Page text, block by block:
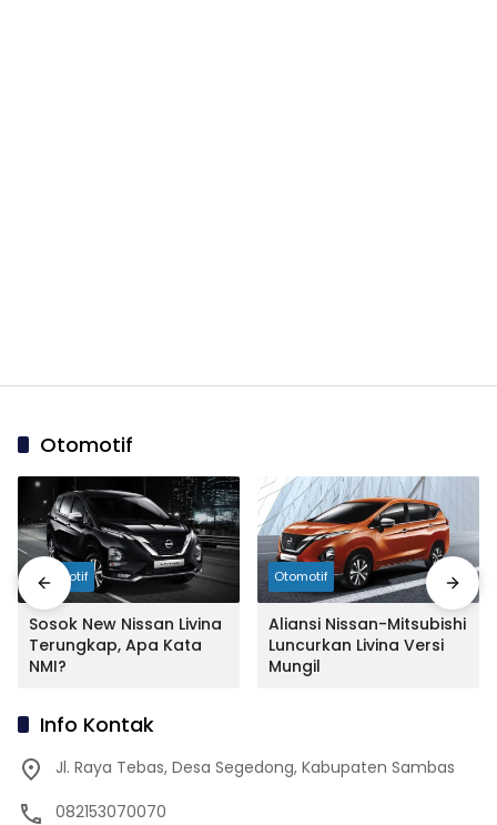
Otomotif
Otomotif
Sosok New Nissan Livina
Terungkap, Apa Kata
NMI?
Otomotif
Aliansi Nissan-Mitsubishi
Luncurkan Livina Versi
Mungil
Info Kontak
Jl. Raya Tebas, Desa Segedong, Kabupaten Sambas
082153070070